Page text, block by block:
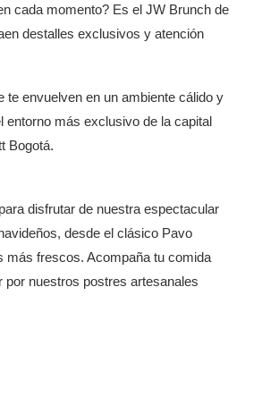
cada momento? Es el JW Brunch de
destalles exclusivos y atención
te envuelven en un ambiente cálido y
más exclusivo de la capital
Bogotá.
disfrutar de nuestra espectacular
desde el clásico Pavo
más frescos. Acompaña tu comida
nuestros postres artesanales